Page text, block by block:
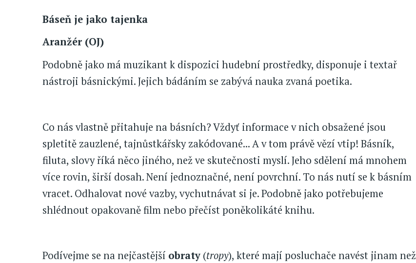
Báseň je jako tajenka
Aranžér (OJ)
Podobně jako má muzikant k dispozici hudební prostředky, disponuje i textař
nástroji básnickými. Jejich bádáním se zabývá nauka zvaná poetika.
Co nás vlastně přitahuje na básních? Vždyť informace v nich obsažené jsou
spletitě zauzlené, tajnůstkářsky zakódované... A v tom právě vězí vtip! Básník,
filuta, slovy říká něco jiného, než ve skutečnosti myslí. Jeho sdělení má mnohem
více rovin, širší dosah. Není jednoznačné, není povrchní. To nás nutí se k básním
vracet. Odhalovat nové vazby, vychutnávat si je. Podobně jako potřebujeme
shlédnout opakovaně film nebo přečíst poněkolikáté knihu.
Podívejme se na nejčastější obraty (tropy), které mají posluchače navést jinam než